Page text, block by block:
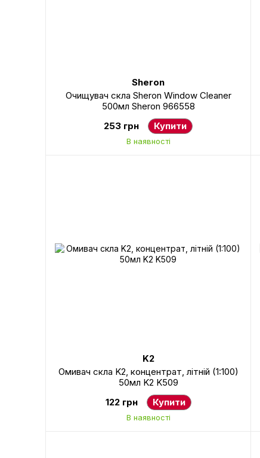
Sheron
Очищувач скла Sheron Window Cleaner
500мл Sheron 966558
253 грн
Купити
В наявності
K2
Омивач скла K2, концентрат, літній (1:100)
50мл K2 K509
122 грн
Купити
В наявності